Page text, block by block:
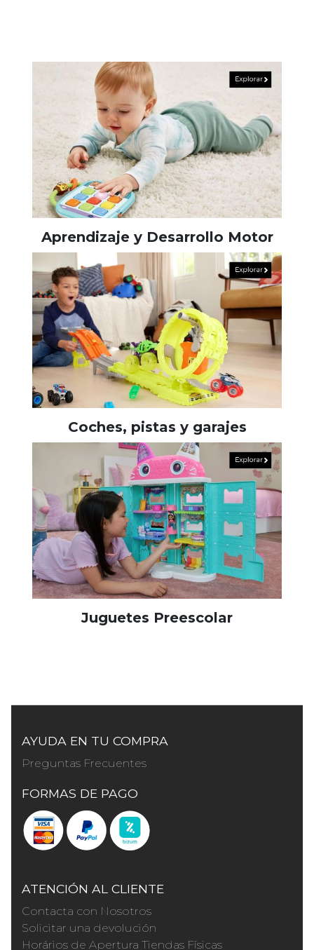
Aprendizaje y Desarrollo Motor
Coches, pistas y garajes
Juguetes Preescolar
AYUDA EN TU COMPRA
Preguntas Frecuentes
FORMAS DE PAGO
ATENCIÓN AL CLIENTE
Contacta con Nosotros
Solicitar una devolución
Horários de Apertura Tiendas Físicas